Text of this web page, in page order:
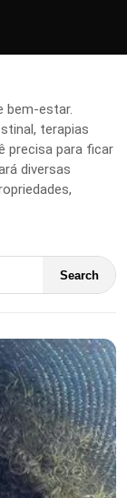
bem-estar.
terapias
precisa para ficar
diversas
Search